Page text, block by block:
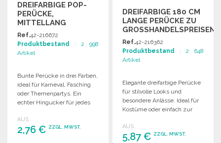
DREIFARBIGE POP-
PERÜCKE,
MITTELLANG
Ref.42-216672
Produktbestand : 2 998
Artikel
Bunte Perücke in drei Farben,
ideal für Karneval, Fasching
oder Themenpartys. Ein
echter Hingucker für jedes
AUS
2,76 € ZZGL. MWST.
DREIFARBIGE 180 CM
LANGE PERÜCKE ZU
GROSSHANDELSPREISEN
Ref.42-216362
Produktbestand : 2 648
Artikel
Elegante dreifarbige Perücke
für stilvolle Looks und
besondere Anlässe. Ideal für
Kostüme oder einfach zur
AUS
5,87 € ZZGL. MWST.